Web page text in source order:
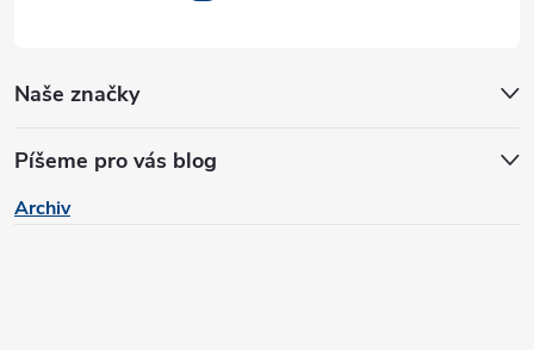
p
i
s
Naše značky
Píšeme pro vás blog
Archiv